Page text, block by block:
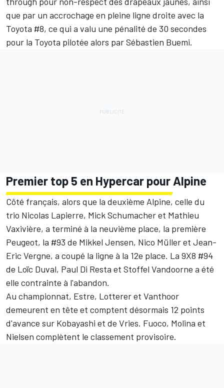
que par un accrochage en pleine ligne droite avec la
Toyota #8, ce qui a valu une pénalité de 30 secondes
pour la Toyota pilotée alors parSébastien Buemi.
Premier top 5 en Hypercar pour Alpine
Côté français, alors que la deuxième Alpine, celle du
trio Nicolas Lapierre, Mick Schumacheret Mathieu
Vaxivière, a terminé à la neuvième place, la première
Peugeot, la #93 de Mikkel Jensen, Nico Mülleret Jean-
Eric Vergne, a coupé la ligne à la 12e place. La 9X8 #94
de Loïc Duval, Paul Di Resta et Stoffel Vandoorne a été
elle contrainte à l'abandon.
Au championnat, Estre, Lotterer et Vanthoor
demeurent en tête et comptent désormais 12 points
d'avance sur Kobayashi et de Vries. Fuoco, Molina et
Nielsen complètent le classement provisoire.